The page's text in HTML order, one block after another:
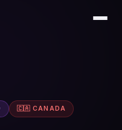
🇨🇦 CANADA